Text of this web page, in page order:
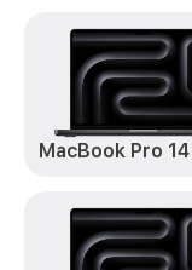
Замена
Apple
Установка
Apple
2020 Apple
Ремонт цепей